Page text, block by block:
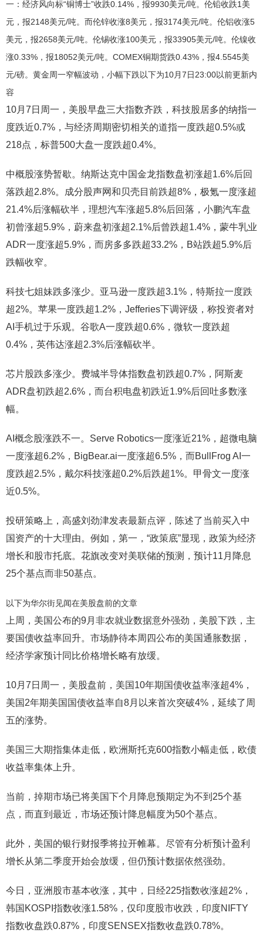
一：经济风向标“铜博士”收跌0.14%，报9930美元/吨。伦铅收跌1美
元，报2148美元/吨。而伦锌收涨8美元，报3174美元/吨。伦铝收涨5
美元，报2658美元/吨。伦锡收涨100美元，报33905美元/吨。伦镍收
涨0.33%，报18052美元/吨。COMEX铜期货跌0.43%，报4.5545美
元/磅。黄金周一窄幅波动，小幅下跌以下为10月7日23:00以前更新内
容
10月7日周一，美股早盘三大指数齐跌，科技股居多的纳指一
度跌近0.7%，与经济周期密切相关的道指一度跌超0.5%或
218点，标普500大盘一度跌超0.4%。
中概股涨势暂歇。纳斯达克中国金龙指数盘初涨超1.6%后回
落跌超2.8%。成分股声网和贝壳目前跌超8%，极氪一度涨超
21.4%后涨幅砍半，理想汽车涨超5.8%后回落，小鹏汽车盘
初曾涨超5.9%，蔚来盘初涨超2.1%后曾跌超1.4%，蒙牛乳业
ADR一度涨超5.9%，而房多多跌超33.2%，B站跌超5.9%后
跌幅收窄。
科技七姐妹跌多涨少。亚马逊一度跌超3.1%，特斯拉一度跌
超2%。苹果一度跌超1.2%，Jefferies下调评级，称投资者对
AI手机过于乐观。谷歌A一度跌超0.6%，微软一度跌超
0.4%，英伟达涨超2.3%后涨幅砍半。
芯片股跌多涨少。费城半导体指数盘初跌超0.7%，阿斯麦
ADR盘初跌超2.6%，而台积电盘初跌近1.9%后回吐多数涨
幅。
AI概念股涨跌不一。Serve Robotics一度涨近21%，超微电脑
一度涨超6.2%，BigBear.ai一度涨超6.5%，而BullFrog AI一
度跌超2.5%，戴尔科技涨超0.2%后跌超1%。甲骨文一度涨
近0.5%。
投研策略上，高盛刘劲津发表最新点评，陈述了当前买入中
国资产的十大理由。例如，第一，“政策底”显现，政策为经济
增长和股市托底。花旗改变对美联储的预测，预计11月降息
25个基点而非50基点。
以下为华尔街见闻在美股盘前的文章
上周，美国公布的9月非农就业数据意外强劲，美股下跌，主
要国债收益率回升。市场静待本周四公布的美国通胀数据，
经济学家预计同比价格增长略有放缓。
10月7日周一，美股盘前，美国10年期国债收益率涨超4%，
美国2年期美国国债收益率自8月以来首次突破4%，延续了周
五的涨势。
美国三大期指集体走低，欧洲斯托克600指数小幅走低，欧债
收益率集体上升。
当前，掉期市场已将美国下个月降息预期定为不到25个基
点，而直到最近，市场还预计降息幅度为50个基点。
此外，美国的银行财报季将拉开帷幕。尽管有分析预计盈利
增长从第二季度开始会放缓，但仍预计数据依然强劲。
今日，亚洲股市基本收涨，其中，日经225指数收涨超2%，
韩国KOSPI指数收涨1.58%，仅印度股市收跌，印度NIFTY
指数收盘跌0.87%，印度SENSEX指数收盘跌0.78%。